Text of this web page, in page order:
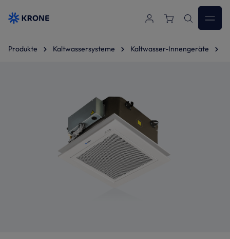
Zum Hauptinhalt springen
Produkte Kaltwassersysteme Kaltwasser-Innengeräte